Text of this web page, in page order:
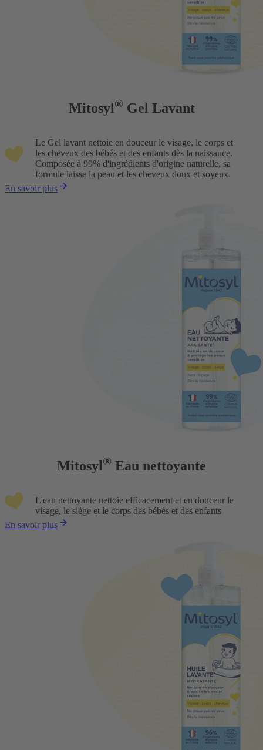
Mitosyl®Gel Lavant
Le Gel lavant nettoie en douceur le visage, le corps et
les cheveux des bébés et des enfants dès la naissance.
Composée à 99% d'ingrédients d'origine naturelle, sa
formule laisse la peau et les cheveux doux et soyeux.
En savoir plus
Mitosyl® Eau nettoyante
L'eau nettoyante nettoie efficacement et en douceur le
visage, le siège et le corps des bébés et des enfants
En savoir plus